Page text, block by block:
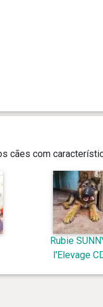
cães com
Rubie
l'Elevage